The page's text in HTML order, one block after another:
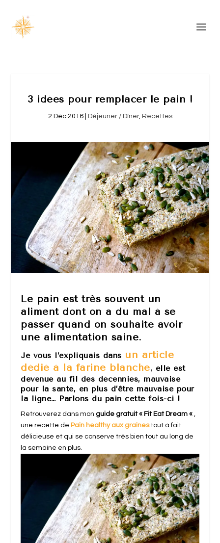
3 idées pour remplacer le pain !
2 Déc 2016| Déjeuner / Dîner, Recettes
Le pain est très souvent un
aliment dont on a du mal à se
passer quand on souhaite avoir
une alimentation saine.
Je vous l’expliquais dans un article
dédié à la farine blanche, elle est
devenue au fil des décennies, mauvaise
pour la santé, en plus d’être mauvaise pour
la ligne… Parlons du pain cette fois-ci !
Retrouverez dans mon guide gratuit « Fit Eat Dream «,
une recette de Pain healthy aux grainestout à fait
délicieuse et qui se conserve très bien tout au long de
la semaine en plus.